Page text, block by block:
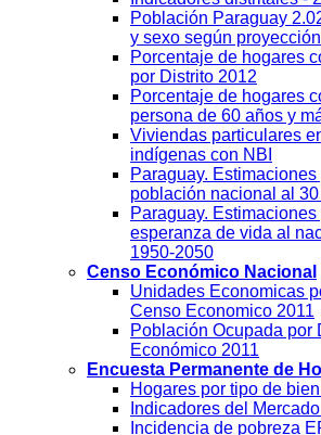
Población Paraguay
y sexo según proyección
Porcentaje de hogares
por Distrito 2012
Porcentaje de hogares
persona de 60 años y
Viviendas particulares
indígenas con NBI
Paraguay.
población nacional al
Paraguay.
esperanza de vida al
1950-2050
Censo Económico Nacional
Unidades Economicas
Censo Economico 2011
Población Ocupada por
Económico 2011
Encuesta Permanente de
Hogares por tipo de
Indicadores del
Incidencia de pobreza